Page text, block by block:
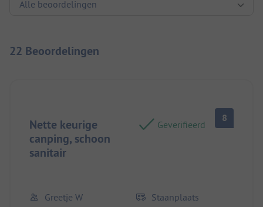
22 Beoordelingen
Nette keurige
canping, schoon
sanitair
Geverifieerd
8
Greetje W Staanplaats